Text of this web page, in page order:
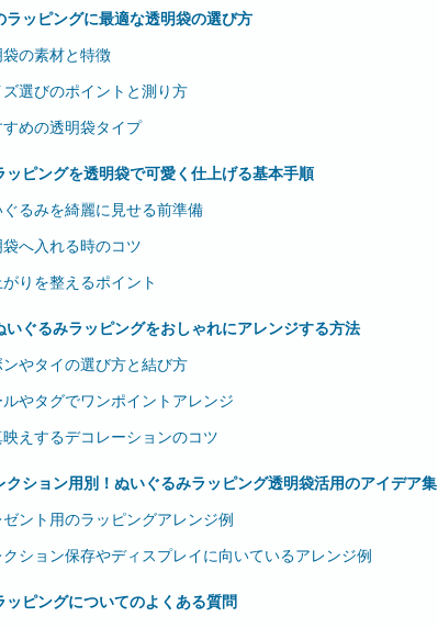
ラッピングに最適な透明袋の選び方
袋の素材と特徴
ズ選びのポイントと測り方
すめの透明袋タイプ
ッピングを透明袋で可愛く仕上げる基本手順
ぐるみを綺麗に見せる前準備
へ入れる時のコツ
りを整えるポイント
いぐるみラッピングをおしゃれにアレンジする方法
ンやタイの選び方と結び方
ルやタグでワンポイントアレンジ
えするデコレーションのコツ
クション用別！ぬいぐるみラッピング透明袋活用のアイデア集
ゼント用のラッピングアレンジ例
クション保存やディスプレイに向いているアレンジ例
ッピングについてのよくある質問